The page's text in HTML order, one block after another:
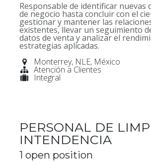
Responsable de identificar nuevas
de negocio hasta concluir con el
gestionar y mantener las
existentes, llevar un seguimiento
datos de venta y analizar el
estrategias aplicadas.
Monterrey, NLE, México
Atención a Clientes
Integral
PERSONAL DE
INTENDENCIA
1 open position